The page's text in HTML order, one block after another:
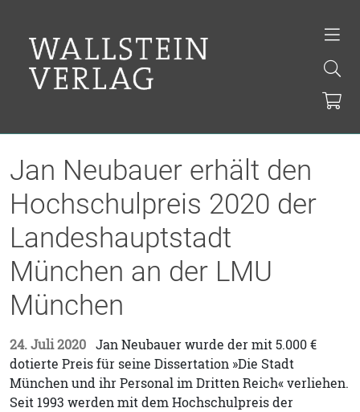
Jan Neubauer erhält den
Hochschulpreis 2020 der
Landeshauptstadt
München an der LMU
München
24. Juli 2020 Jan Neubauer wurde der mit 5.000 €
dotierte Preis für seine Dissertation »Die Stadt
München und ihr Personal im Dritten Reich« verliehen.
Seit 1993 werden mit dem Hochschulpreis der